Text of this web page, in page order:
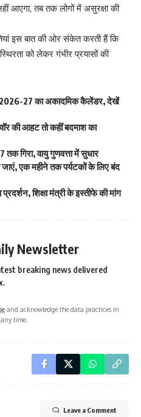
आएगा, तब तक लोगों में असुरक्षा की
इस बात की ओर संकेत करती हैं कि
को लेकर गंभीर प्रयासों की
2026-27 का अकादमिक कैलेंडर, देखें
की आहट तो कहीं बदमाश का
तक गिरा, वायु गुणवत्ता में सुधार
एक महीने तक पर्यटकों के लिए बंद
शिक्षा मंत्री के इस्तीफे की मांग
Newsletter
breaking news delivered
and acknowledge the data practices in
time.
Leave a Comment